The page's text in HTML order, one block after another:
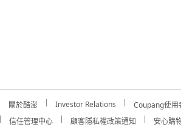
關於酷澎 Investor Relations Coupang使用
信任管理中心
顧客隱私權政策通知 安心購